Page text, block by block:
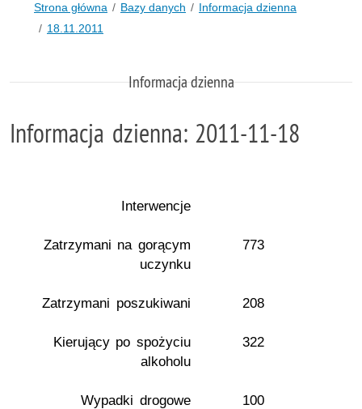
Strona główna Bazy danych
Informacja dzienna
18.11.2011
Informacja dzienna
Informacja dzienna: 2011-11-18
Interwencje
Zatrzymani na gorącym
uczynku
773
Zatrzymani poszukiwani 208
Kierujący po spożyciu
alkoholu
322
Wypadki drogowe 100